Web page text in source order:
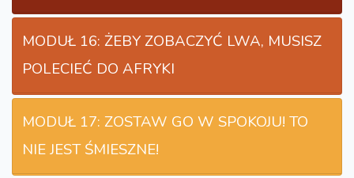
MODUŁ 16: ŻEBY ZOBACZYĆ LWA, MUSISZ
POLECIEĆ DO AFRYKI
MODUŁ 17: ZOSTAW GO W SPOKOJU! TO
NIE JEST ŚMIESZNE!